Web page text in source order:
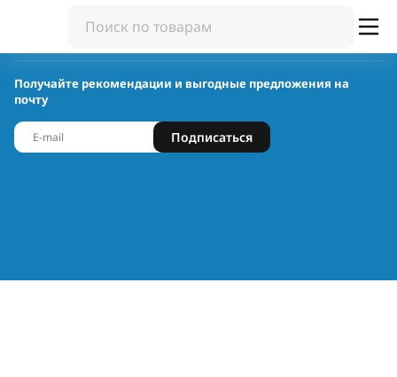
Получайте рекомендации и выгодные предложения на
почту
Подписаться